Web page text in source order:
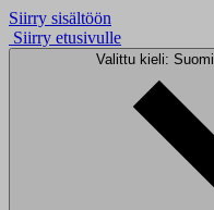
Siirry sisältöön
Siirry etusivulle
Valittu kieli: Suomi